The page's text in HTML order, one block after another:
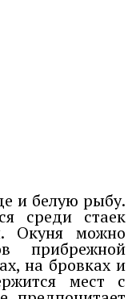
и белую рыбу.
среди стаек
Окуня можно
прибрежной
на бровках и
мест с